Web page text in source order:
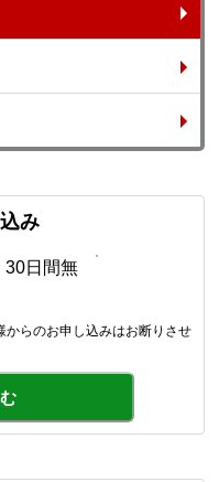
み
30日間無
からのお申し込みはお断りさせ